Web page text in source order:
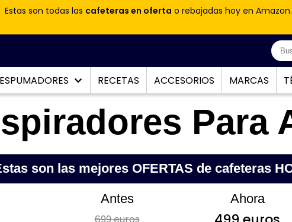
Estas son todas las cafeteras en oferta o rebajadas hoy en Amazon.
ESPUMADORES RECETAS ACCESORIOS MARCAS
Para
son las mejores OFERTAS de cafeteras
Antes Ahora
699 euros